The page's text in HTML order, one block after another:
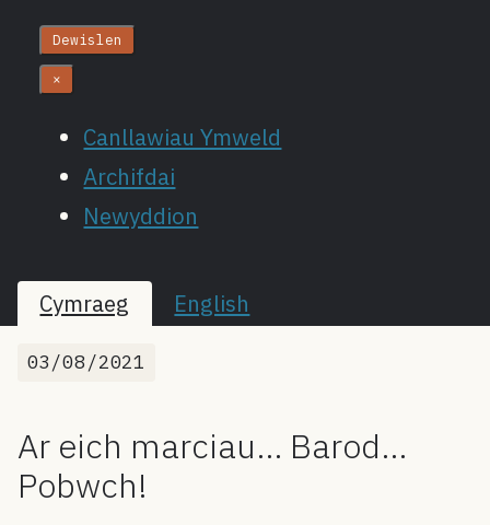
Dewislen
×
Canllawiau Ymweld
Archifdai
Newyddion
Cymraeg English
03/08/2021
Ar eich marciau… Barod…
Pobwch!